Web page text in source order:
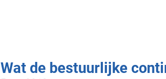
Wat de bestuurlijke